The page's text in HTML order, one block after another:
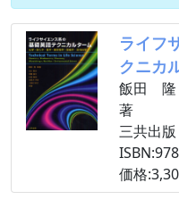
ライフ
クニカ
飯田 隆
著
三共出
価格